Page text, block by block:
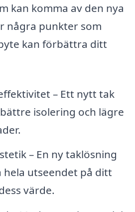
kan komma av den nya
några punkter som
kan förbättra ditt
– Ett nytt tak
isolering och lägre
– En ny taklösning
hela utseendet på ditt
värde.